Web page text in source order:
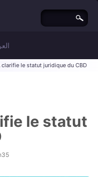
clarifie le statut juridique du CBD
le statut